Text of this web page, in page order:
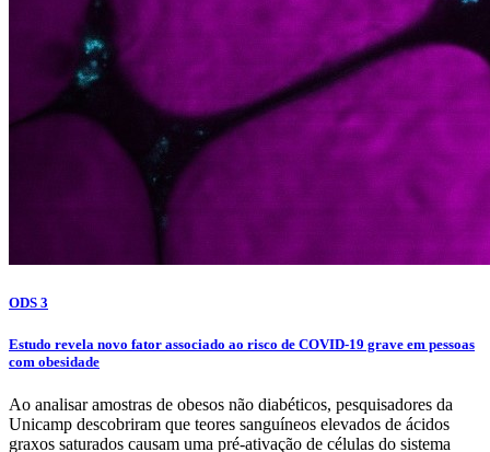
ODS 3
Estudo revela novo fator associado ao risco de COVID-19 grave em pessoas
com obesidade
Ao analisar amostras de obesos não diabéticos, pesquisadores da
Unicamp descobriram que teores sanguíneos elevados de ácidos
graxos saturados causam uma pré-ativação de células do sistema